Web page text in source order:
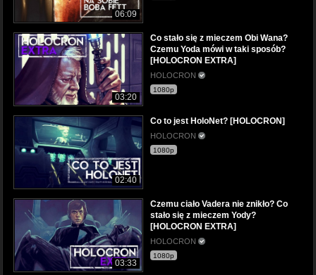
06:09
03:20
Co stało się z mieczem Obi Wana?
Czemu Yoda mówi w taki sposób?
[HOLOCRON EXTRA]
HOLOCRON
1080p
02:40
Co to jest HoloNet? [HOLOCRON]
HOLOCRON
1080p
03:33
Czemu ciało Vadera nie znikło? Co
stało się z mieczem Yody?
[HOLOCRON EXTRA]
HOLOCRON
1080p